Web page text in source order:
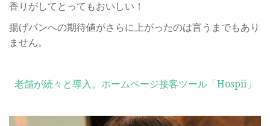
香りがしてとってもおいしい！
揚げパンへの期待値がさらに上がったのは言うまでもあり
ません。
老舗が続々と導入。ホームページ接客ツール「Hospii」